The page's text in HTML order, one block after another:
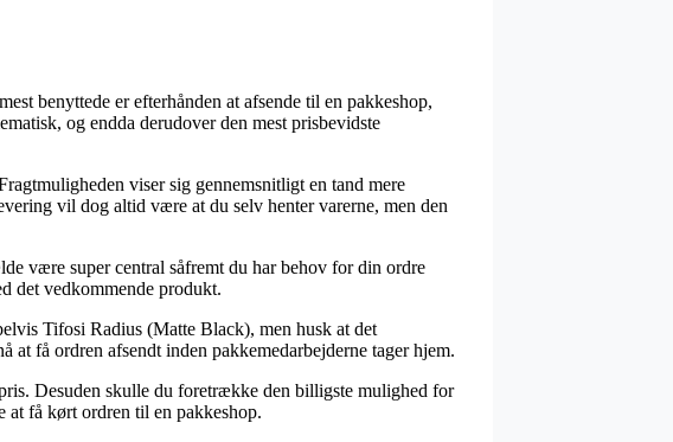
benyttede er efterhånden at afsende til en pakkeshop,
og endda derudover den mest prisbevidste
viser sig gennemsnitligt en tand mere
vil dog altid være at du selv henter varerne, men den
være super central såfremt du har behov for din ordre
det vedkommende produkt.
Tifosi Radius (Matte Black), men husk at det
få ordren afsendt inden pakkemedarbejderne tager hjem.
Desuden skulle du foretrække den billigste mulighed for
få kørt ordren til en pakkeshop.